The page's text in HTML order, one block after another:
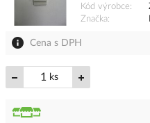
Kód výrobce
Značka
Cena s DPH
ks